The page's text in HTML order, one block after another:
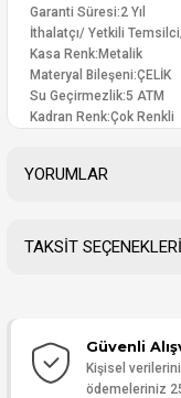
Garanti Süresi:2 Yıl
İthalatçı/ Yetkili
Kasa Renk:Metalik
Materyal Bileşeni:ÇELİK
Su Geçirmezlik:5 ATM
Kadran Renk:Çok Renkli
YORUMLAR
TAKSİT SEÇENEKLERİ
Güvenli
Kişisel
ödemeleriniz